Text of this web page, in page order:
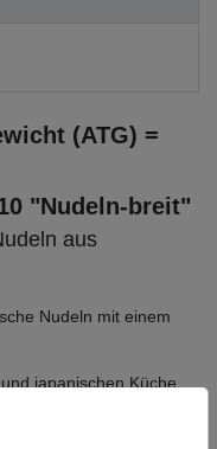
(ATG) =
"Nudeln-breit"
aus
Nudeln mit einem
japanischen Küche